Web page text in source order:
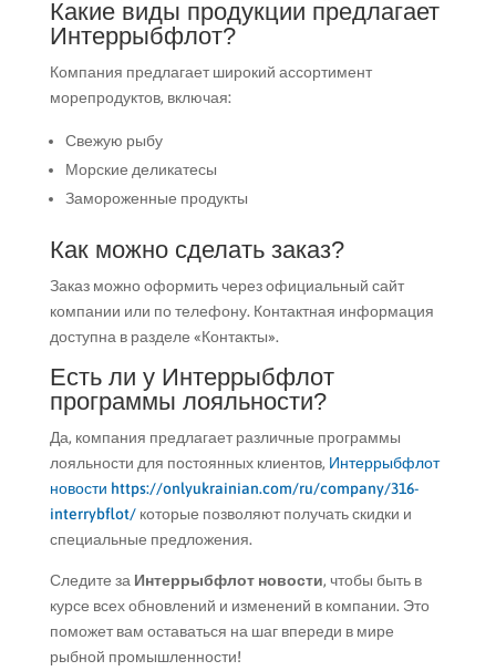
Какие виды продукции предлагает
Интеррыбфлот?
Компания предлагает широкий ассортимент
морепродуктов, включая:
Свежую рыбу
Морские деликатесы
Замороженные продукты
Как можно сделать заказ?
Заказ можно оформить через официальный сайт
компании или по телефону. Контактная информация
доступна в разделе «Контакты».
Есть ли у Интеррыбфлот
программы лояльности?
Да, компания предлагает различные программы
лояльности для постоянных клиентов, Интеррыбфлот
новости https://onlyukrainian.com/ru/company/316-
interrybflot/которые позволяют получать скидки и
специальные предложения.
Следите за Интеррыбфлот новости, чтобы быть в
курсе всех обновлений и изменений в компании. Это
поможет вам оставаться на шаг впереди в мире
рыбной промышленности!